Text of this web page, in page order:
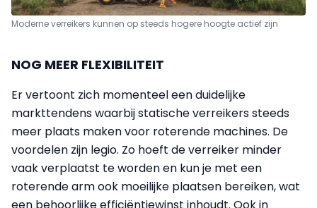
Moderne verreikers kunnen op steeds hogere hoogte actief zijn
NOG MEER FLEXIBILITEIT
Er vertoont zich momenteel een duidelijke
markttendens waarbij statische verreikers steeds
meer plaats maken voor roterende machines. De
voordelen zijn legio. Zo hoeft de verreiker minder
vaak verplaatst te worden en kun je met een
roterende arm ook moeilijke plaatsen bereiken, wat